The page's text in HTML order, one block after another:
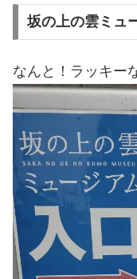
坂の上の雲ミュ
なんと！ラッキー